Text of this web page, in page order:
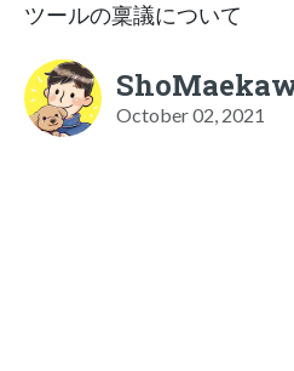
ツールの稟議について
October 02, 2021